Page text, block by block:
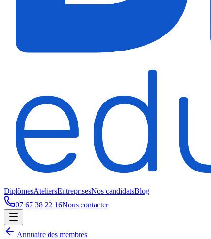
DiplômesAteliersEntreprisesNos candidatsBlog
07 67 38 22 16Nous contacter
Annuaire des membres